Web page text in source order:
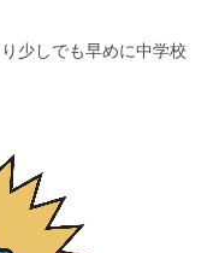
少しでも早めに中学校